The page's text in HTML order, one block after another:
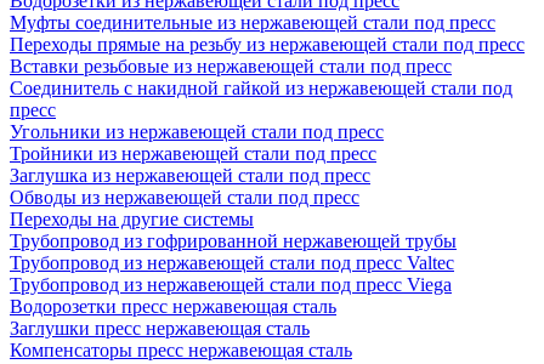
Муфты соединительные из нержавеющей стали под пресс
Переходы прямые на резьбу из нержавеющей стали под пресс
Вставки резьбовые из нержавеющей стали под пресс
Соединитель с накидной гайкой из нержавеющей стали под
пресс
Угольники из нержавеющей стали под пресс
Тройники из нержавеющей стали под пресс
Заглушка из нержавеющей стали под пресс
Обводы из нержавеющей стали под пресс
Переходы на другие системы
Трубопровод из гофрированной нержавеющей трубы
Трубопровод из нержавеющей стали под пресс Valtec
Трубопровод из нержавеющей стали под пресс Viega
Водорозетки пресс нержавеющая сталь
Заглушки пресс нержавеющая сталь
Компенсаторы пресс нержавеющая сталь